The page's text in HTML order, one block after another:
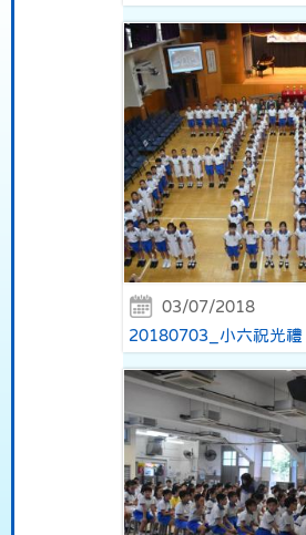
03/07/2018
20180703_小六祝光禮